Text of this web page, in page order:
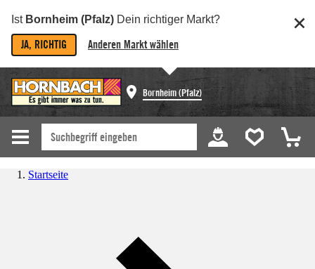
Ist Bornheim (Pfalz) Dein richtiger Markt?
JA, RICHTIG Anderen Markt wählen
Bornheim (Pfalz)
Startseite